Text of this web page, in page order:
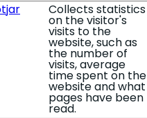
Collects statistics
on the visitor's
visits to the
website, such as
the number of
visits, average
time spent on the
website and what
pages have been
read.